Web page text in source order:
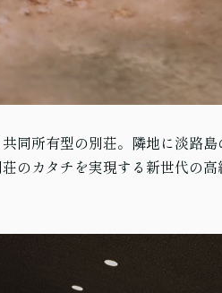
同所有型の別荘。隣地に淡路
のカタチを実現する新世代の高